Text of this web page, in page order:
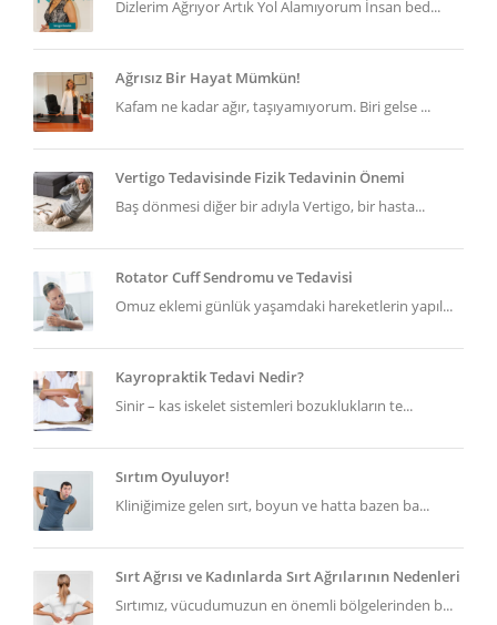
Dizlerim Ağrıyor Artık Yol Alamıyorum İnsan bed...
Ağrısız Bir Hayat Mümkün!
Kafam ne kadar ağır, taşıyamıyorum. Biri gelse ...
Vertigo Tedavisinde Fizik Tedavinin Önemi
Baş dönmesi diğer bir adıyla Vertigo, bir hasta...
Rotator Cuff Sendromu ve Tedavisi
Omuz eklemi günlük yaşamdaki hareketlerin yapıl...
Kayropraktik Tedavi Nedir?
Sinir – kas iskelet sistemleri bozuklukların te...
Sırtım Oyuluyor!
Kliniğimize gelen sırt, boyun ve hatta bazen ba...
Sırt Ağrısı ve Kadınlarda Sırt Ağrılarının Nedenleri
Sırtımız, vücudumuzun en önemli bölgelerinden b...